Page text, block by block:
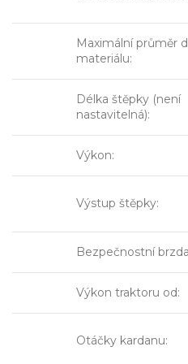
Maximální průměr
materiálu:
Délka štěpky (není
nastavitelná):
Výkon:
Výstup štěpky:
Bezpečnostní
Výkon traktoru od:
Otáčky kardanu: